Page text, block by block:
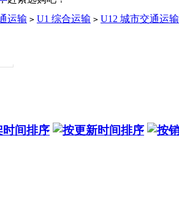
运输 > U1 综合运输 > U12 城市交通运输